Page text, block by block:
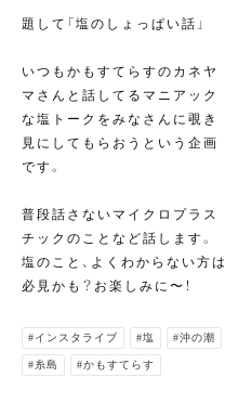
題して「塩のしょっぱい話」
いつもかもすてらすのカネヤ
マさんと話してるマニアック
な塩トークをみなさんに覗き
見にしてもらおうという企画
です。
普段話さないマイクロプラス
チックのことなど話します。
塩のこと、よくわからない方は
必見かも？お楽しみに〜！
#インスタライブ #塩 #沖の潮
#糸島 #かもすてらす